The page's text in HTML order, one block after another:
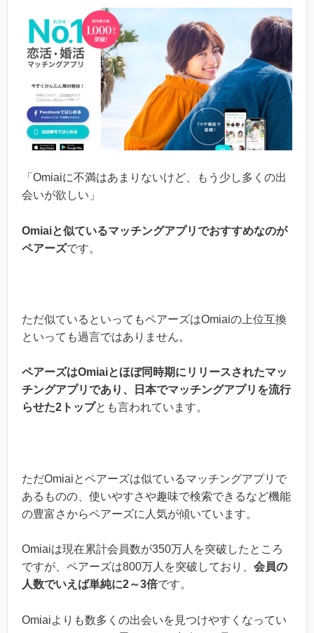
「Omiaiに不満はあまりないけど、もう少し多くの出
会いが欲しい」
Omiaiと似ているマッチングアプリでおすすめなのが
ペアーズです。
ただ似ているといってもペアーズはOmiaiの上位互換
といっても過言ではありません。
ペアーズはOmiaiとほぼ同時期にリリースされたマッ
チングアプリであり、日本でマッチングアプリを流行
らせた2トップとも言われています。
ただOmiaiとペアーズは似ているマッチングアプリで
あるものの、使いやすさや趣味で検索できるなど機能
の豊富さからペアーズに人気が傾いています。
Omiaiは現在累計会員数が350万人を突破したところ
ですが、ペアーズは800万人を突破しており、 会員の
人数でいえば単純に2～3倍です。
Omiaiよりも数多くの出会いを見つけやすくなってい